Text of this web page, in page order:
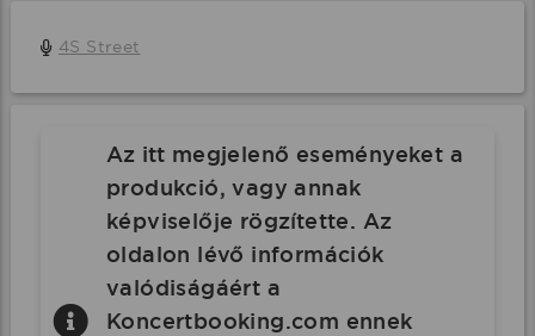
4S Street
Az itt megjelenő eseményeket a
produkció, vagy annak
képviselője rögzítette. Az
oldalon lévő információk
valódiságáért a
Koncertbooking.com ennek